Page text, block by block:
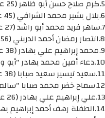
5.كرم صلاح حسن أبو ظاهر (25 عام)
6.بلال بشير محمد الشرافي (45 عام)
7.ساهر فريد محمد أبو راشد (27 عام)
8.انتصار رمضان أحمد الدريني (56 عام)
9.محمد إبراهيم علي بهادر (38 عام)
10.دعاء أمين محمد بهادر "أبو وطفة" (32 عام)
11.سعيد تيسير سعيد صبابا (38 عام)
12.سماح خضر محمد صبابا "سالم" (32 عام)
13.علي إبراهيم علي بهادر (26 عام)
14.الطفلة رهف أحمد إبراهيم بهادر (4 أعوام)